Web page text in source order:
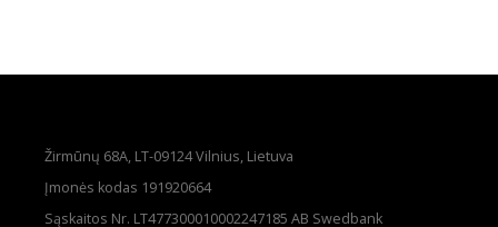
Žirmūnų 68A, LT-09124 Vilnius, Lietuva
Įmonės kodas 191920664
Sąskaitos Nr. LT477300010002247185 AB Swedbank